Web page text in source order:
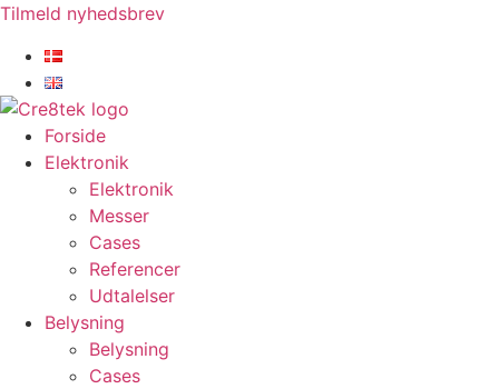
Videre
indhold
Tilmeld nyhedsbrev
Forside
Elektronik
Elektronik
Messer
Cases
Referencer
Udtalelser
Belysning
Belysning
Cases